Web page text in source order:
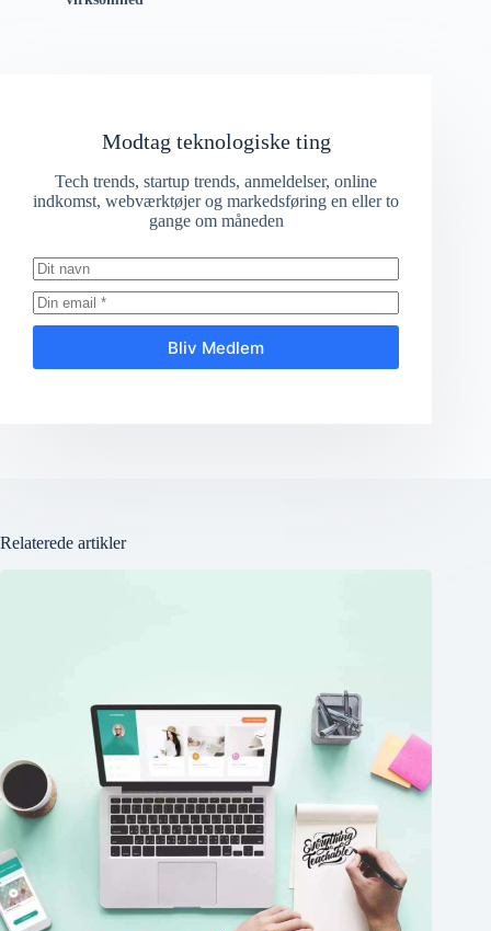
Modtag teknologiske ting
Tech trends, startup trends, anmeldelser, online
indkomst, webværktøjer og markedsføring en eller to
gange om måneden
Bliv Medlem
Relaterede artikler